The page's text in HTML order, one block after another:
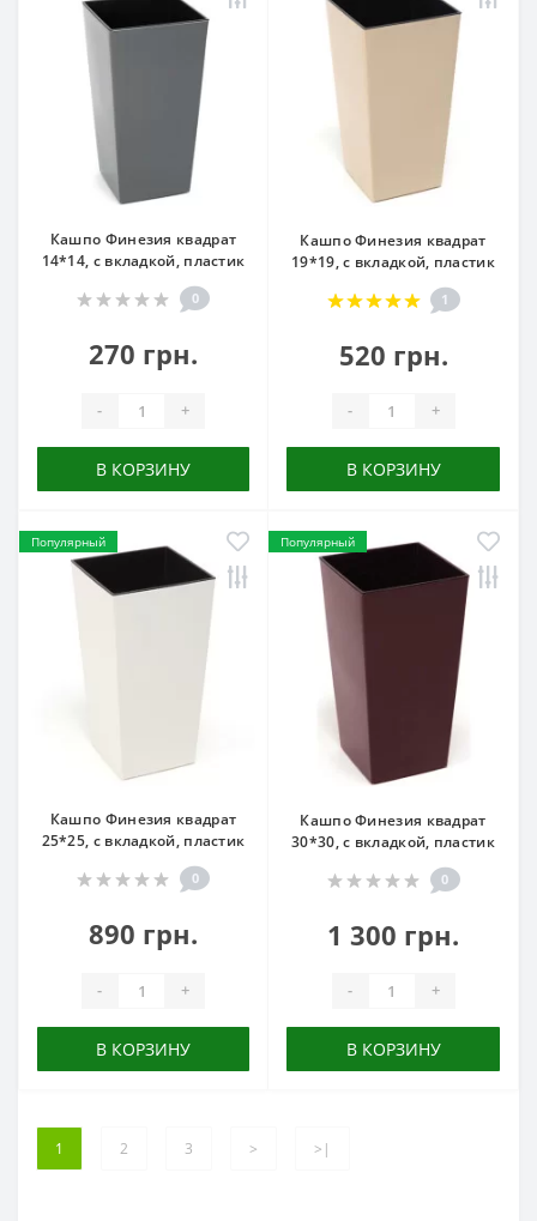
Кашпо Финезия квадрат
14*14, с вкладкой, пластик
0
270 грн.
- +
В КОРЗИНУ
Кашпо Финезия квадрат
19*19, с вкладкой, пластик
1
520 грн.
- +
В КОРЗИНУ
Популярный
Кашпо Финезия квадрат
25*25, с вкладкой, пластик
0
890 грн.
- +
В КОРЗИНУ
Популярный
Кашпо Финезия квадрат
30*30, с вкладкой, пластик
0
1 300 грн.
- +
В КОРЗИНУ
1 2 3 > >|